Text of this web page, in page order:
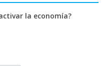
la economía?